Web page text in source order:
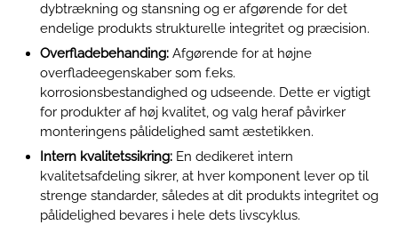
dybtrækning og stansning og er afgørende for det
endelige produkts strukturelle integritet og præcision.
Overfladebehanding: Afgørende for at højne
overfladeegenskaber som f.eks.
korrosionsbestandighed og udseende. Dette er vigtigt
for produkter af høj kvalitet, og valg heraf påvirker
monteringens pålidelighed samt æstetikken.
Intern kvalitetssikring: En dedikeret intern
kvalitetsafdeling sikrer, at hver komponent lever op til
strenge standarder, således at dit produkts integritet og
pålidelighed bevares i hele dets livscyklus.